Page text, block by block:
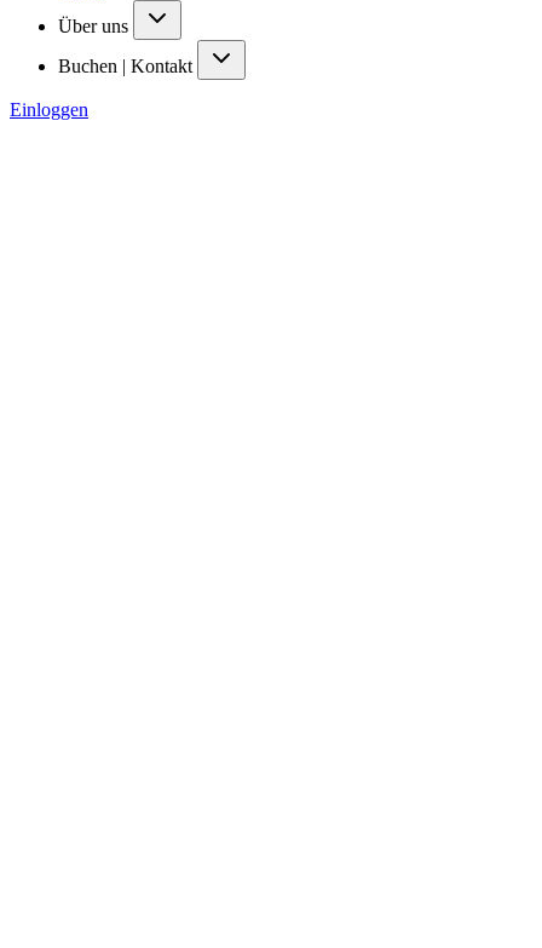
Über uns
Buchen | Kontakt
Einloggen